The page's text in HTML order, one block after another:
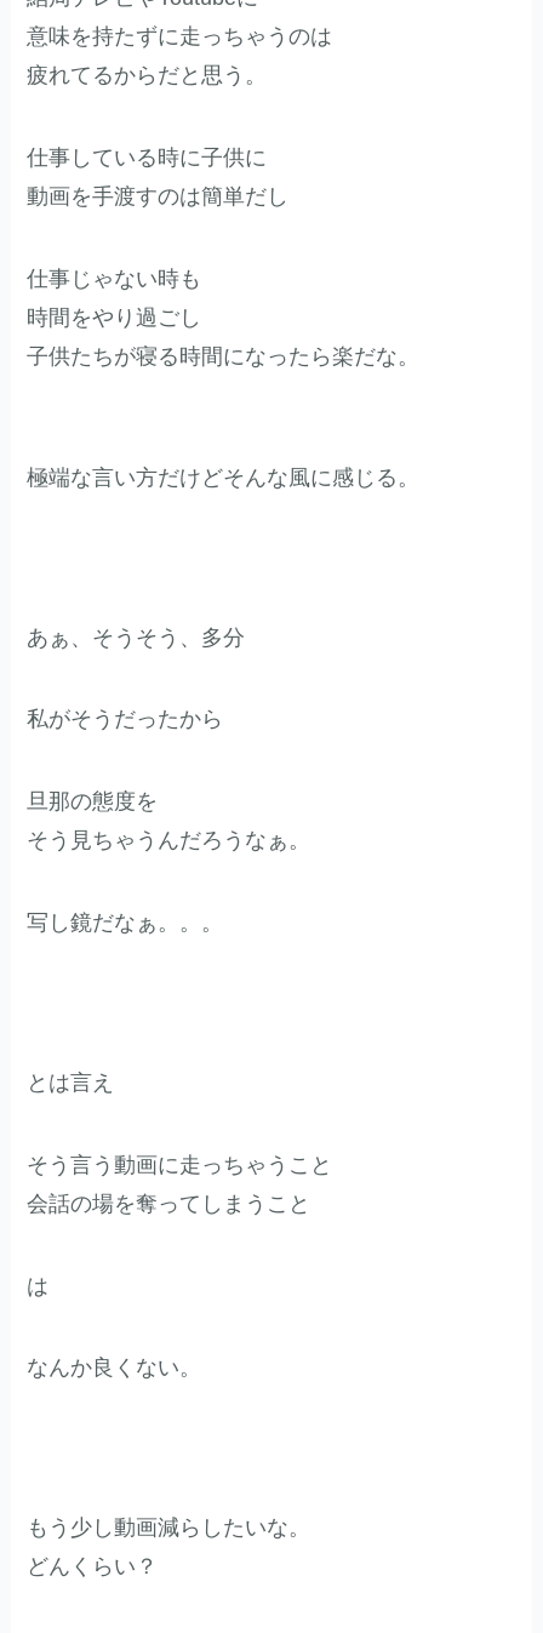
意味を持たずに走っちゃうのは
疲れてるからだと思う。
仕事している時に子供に
動画を手渡すのは簡単だし
仕事じゃない時も
時間をやり過ごし
子供たちが寝る時間になったら楽だな。
極端な言い方だけどそんな風に感じる。
あぁ、そうそう、多分
私がそうだったから
旦那の態度を
そう見ちゃうんだろうなぁ。
写し鏡だなぁ。。。
とは言え
そう言う動画に走っちゃうこと
会話の場を奪ってしまうこと
は
なんか良くない。
もう少し動画減らしたいな。
どんくらい？